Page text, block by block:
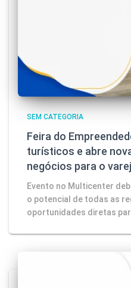
SEM CATEGORIA
Feira do
turísticos e abre
negócios para o
Evento no Multicenter
o potencial de todas as
oportunidades diretas